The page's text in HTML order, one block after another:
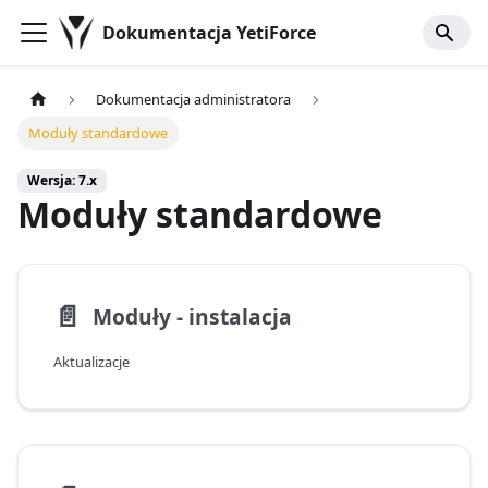
Dokumentacja YetiForce
Dokumentacja administratora
Moduły standardowe
Wersja: 7.x
Moduły standardowe
📄️ Moduły - instalacja
Aktualizacje